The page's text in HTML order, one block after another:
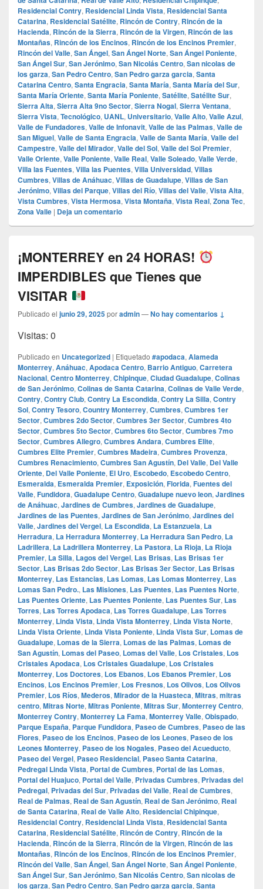
Residencial Contry, Residencial Linda Vista, Residencial Santa
Catarina, Residencial Satélite, Rincón de Contry, Rincón de la
Hacienda, Rincón de la Sierra, Rincón de la Virgen, Rincón de las
Montañas, Rincón de los Encinos, Rincón de los Encinos Premier,
Rincón del Valle, San Ángel, San Ángel Norte, San Ángel Poniente,
San Ángel Sur, San Jerónimo, San Nicolás Centro, San nicolas de
los garza, San Pedro Centro, San Pedro garza garcia, Santa
Catarina Centro, Santa Engracia, Santa María, Santa María del Sur,
Santa María Oriente, Santa María Poniente, Satélite, Satélite Sur,
Sierra Alta, Sierra Alta 9no Sector, Sierra Nogal, Sierra Ventana,
Sierra Vista, Tecnológico, UANL, Universitario, Valle Alto, Valle Azul,
Valle de Fundadores, Valle de Infonavit, Valle de las Palmas, Valle de
San Miguel, Valle de Santa Engracia, Valle de Santa María, Valle del
Campestre, Valle del Mirador, Valle del Sol, Valle del Sol Premier,
Valle Oriente, Valle Poniente, Valle Real, Valle Soleado, Valle Verde,
Villa las Fuentes, Villa las Puentes, Villa Universidad, Villas
Cumbres, Villas de Anáhuac, Villas de Guadalupe, Villas de San
Jerónimo, Villas del Parque, Villas del Río, Villas del Valle, Vista Alta,
Vista Cumbres, Vista Hermosa, Vista Montaña, Vista Real, Zona Tec,
Zona Valle | Deja un comentario
¡MONTERREY en 24 HORAS!
IMPERDIBLES que Tienes que
VISITAR
Publicado el junio 29, 2025poradmin—No hay comentarios ↓
Visitas: 0
Publicado en Uncategorized | Etiquetado #apodaca, Alameda
Monterrey, Anáhuac, Apodaca Centro, Barrio Antiguo, Carretera
Nacional, Centro Monterrey, Chipinque, Ciudad Guadalupe, Colinas
de San Jerónimo, Colinas de Santa Catarina, Colinas de Valle Verde,
Contry, Contry Club, Contry La Escondida, Contry La Silla, Contry
Sol, Contry Tesoro, Country Monterrey, Cumbres, Cumbres 1er
Sector, Cumbres 2do Sector, Cumbres 3er Sector, Cumbres 4to
Sector, Cumbres 5to Sector, Cumbres 6to Sector, Cumbres 7mo
Sector, Cumbres Allegro, Cumbres Andara, Cumbres Elite,
Cumbres Elite Premier, Cumbres Madeira, Cumbres Provenza,
Cumbres Renacimiento, Cumbres San Agustín, Del Valle, Del Valle
Oriente, Del Valle Poniente, El Uro, Escobedo, Escobedo Centro,
Esmeralda, Esmeralda Premier, Exposición, Florida, Fuentes del
Valle, Fundidora, Guadalupe Centro, Guadalupe nuevo leon, Jardines
de Anáhuac, Jardines de Cumbres, Jardines de Guadalupe,
Jardines de las Puentes, Jardines de San Jerónimo, Jardines del
Valle, Jardines del Vergel, La Escondida, La Estanzuela, La
Herradura, La Herradura Monterrey, La Herradura San Pedro, La
Ladrillera, La Ladrillera Monterrey, La Pastora, La Rioja, La Rioja
Premier, La Silla, Lagos del Vergel, Las Brisas, Las Brisas 1er
Sector, Las Brisas 2do Sector, Las Brisas 3er Sector, Las Brisas
Monterrey, Las Estancias, Las Lomas, Las Lomas Monterrey, Las
Lomas San Pedro., Las Misiones, Las Puentes, Las Puentes Norte,
Las Puentes Oriente, Las Puentes Poniente, Las Puentes Sur, Las
Torres, Las Torres Apodaca, Las Torres Guadalupe, Las Torres
Monterrey, Linda Vista, Linda Vista Monterrey, Linda Vista Norte,
Linda Vista Oriente, Linda Vista Poniente, Linda Vista Sur, Lomas de
Guadalupe, Lomas de la Sierra, Lomas de las Palmas, Lomas de
San Agustín, Lomas del Paseo, Lomas del Valle, Los Cristales, Los
Cristales Apodaca, Los Cristales Guadalupe, Los Cristales
Monterrey, Los Doctores, Los Ebanos, Los Ebanos Premier, Los
Encinos, Los Encinos Premier, Los Fresnos, Los Olivos, Los Olivos
Premier, Los Ríos, Mederos, Mirador de la Huasteca, Mitras, mitras
centro, Mitras Norte, Mitras Poniente, Mitras Sur, Monterrey Centro,
Monterrey Contry, Monterrey La Fama, Monterrey Valle, Obispado,
Parque España, Parque Fundidora, Paseo de Cumbres, Paseo de las
Flores, Paseo de los Encinos, Paseo de los Leones, Paseo de los
Leones Monterrey, Paseo de los Nogales, Paseo del Acueducto,
Paseo del Vergel, Paseo Residencial, Paseo Santa Catarina,
Pedregal Linda Vista, Portal de Cumbres, Portal de las Lomas,
Portal del Huajuco, Portal del Valle, Privadas Cumbres, Privadas del
Pedregal, Privadas del Sur, Privadas del Valle, Real de Cumbres,
Real de Palmas, Real de San Agustín, Real de San Jerónimo, Real
de Santa Catarina, Real de Valle Alto, Residencial Chipinque,
Residencial Contry, Residencial Linda Vista, Residencial Santa
Catarina, Residencial Satélite, Rincón de Contry, Rincón de la
Hacienda, Rincón de la Sierra, Rincón de la Virgen, Rincón de las
Montañas, Rincón de los Encinos, Rincón de los Encinos Premier,
Rincón del Valle, San Ángel, San Ángel Norte, San Ángel Poniente,
San Ángel Sur, San Jerónimo, San Nicolás Centro, San nicolas de
los garza, San Pedro Centro, San Pedro garza garcia, Santa